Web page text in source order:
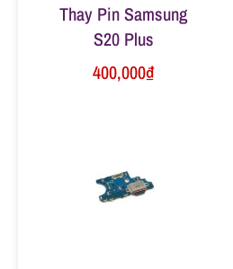
Thay Pin Samsung
S20 Plus
400,000₫